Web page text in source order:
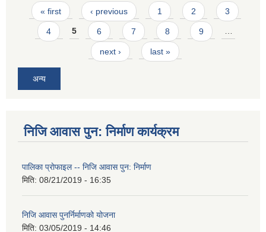
Pages
« first ‹ previous 1 2 3
4 5 6 7 8 9 …
next › last »
अन्य
निजि आवास पुन: निर्माण कार्यक्रम
पालिका प्राेफाइल -- निजि आवास पुन: निर्माण
मिति: 08/21/2019 - 16:35
निजि आवास पुनर्निर्माणको योजना
मिति: 03/05/2019 - 14:46